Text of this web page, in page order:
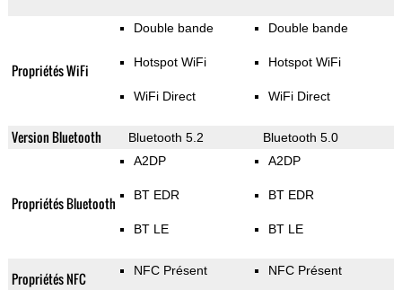
Propriétés WiFi
Double bande
Hotspot WiFi
WiFi Direct
Double bande
Hotspot WiFi
WiFi Direct
Version Bluetooth Bluetooth 5.2 Bluetooth 5.0
Propriétés Bluetooth
A2DP
BT EDR
BT LE
A2DP
BT EDR
BT LE
Propriétés NFC NFC Présent NFC Présent